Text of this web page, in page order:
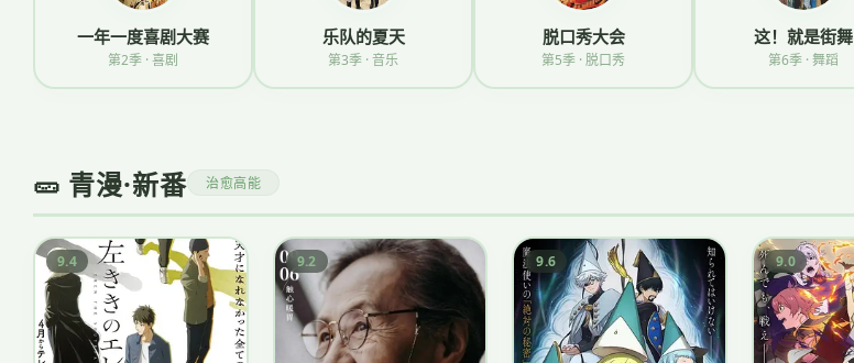
一年一度喜剧大赛
第2季 · 喜剧
乐队的夏天
第3季 · 音乐
脱口秀大会
第5季 · 脱口秀
这！就是街舞
第6季 · 舞蹈
🥒 青漫·新番 治愈高能
9.4 9.2 9.6 9.0